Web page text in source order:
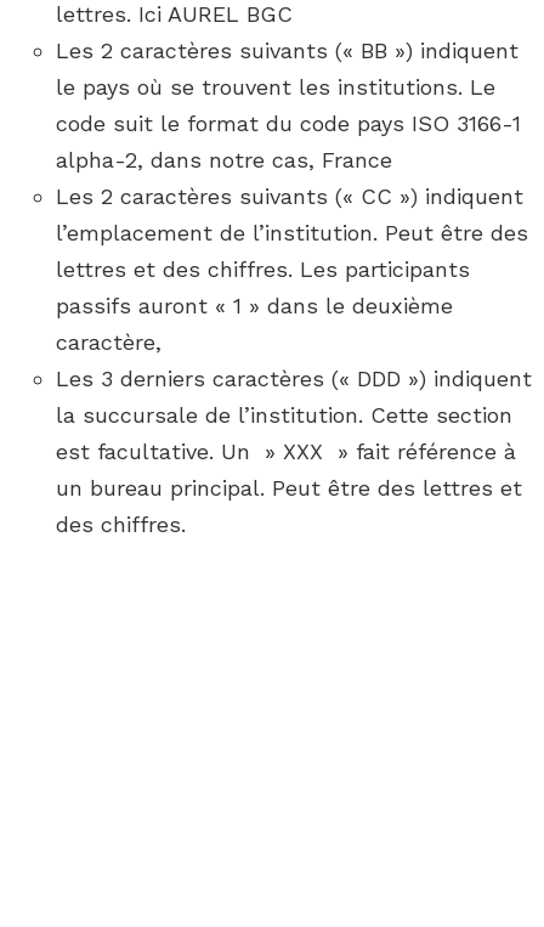
lettres. Ici AUREL BGC
Les 2 caractères suivants (« BB ») indiquent
le pays où se trouvent les institutions. Le
code suit le format du code pays ISO 3166-1
alpha-2, dans notre cas, France
Les 2 caractères suivants (« CC ») indiquent
l’emplacement de l’institution. Peut être des
lettres et des chiffres. Les participants
passifs auront « 1 » dans le deuxième
caractère,
Les 3 derniers caractères (« DDD ») indiquent
la succursale de l’institution. Cette section
est facultative. Un » XXX » fait référence à
un bureau principal. Peut être des lettres et
des chiffres.